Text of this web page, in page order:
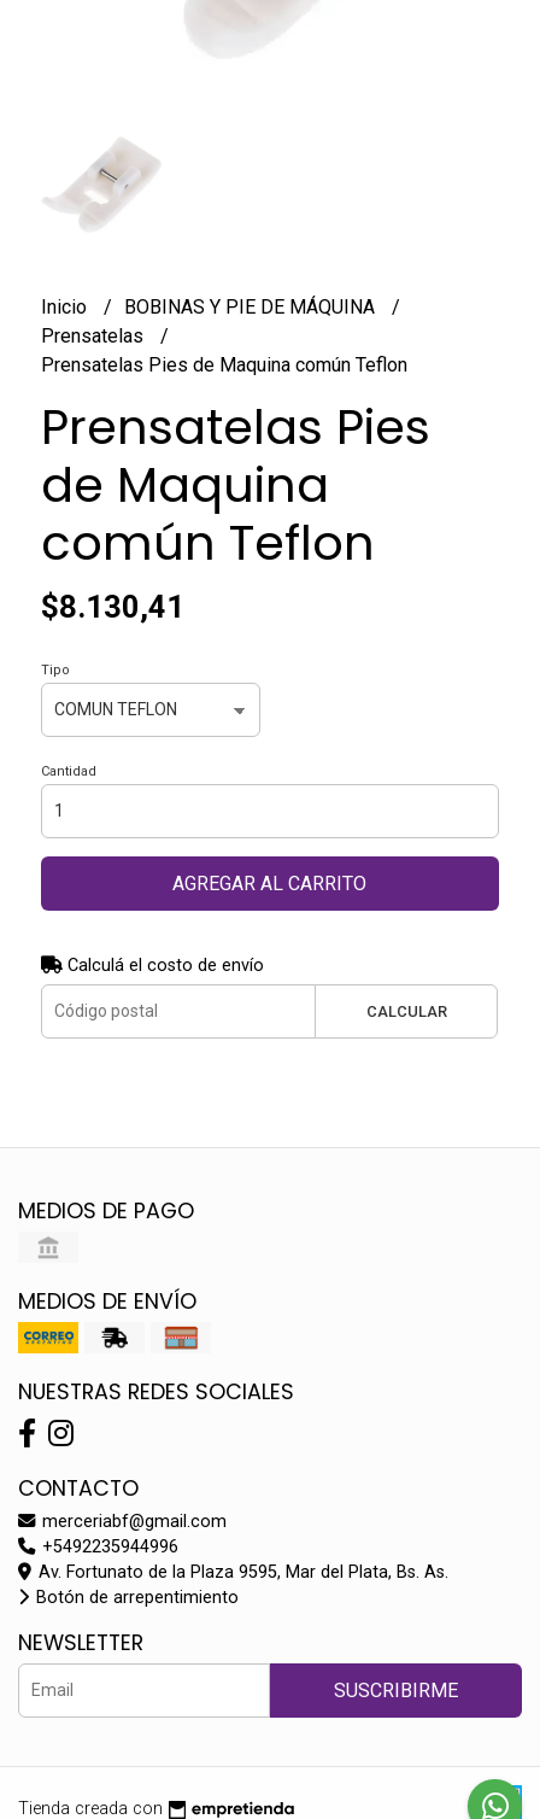
Inicio
BOBINAS Y PIE DE MÁQUINA
Prensatelas
Prensatelas Pies de Maquina común Teflon
Prensatelas Pies
de Maquina
común Teflon
$8.130,41
Tipo
Cantidad
AGREGAR AL CARRITO
Calculá el costo de envío
CALCULAR
MEDIOS DE PAGO
MEDIOS DE ENVÍO
NUESTRAS REDES SOCIALES
CONTACTO
merceriabf@gmail.com
+5492235944996
Av. Fortunato de la Plaza 9595, Mar del Plata, Bs. As.
Botón de arrepentimiento
NEWSLETTER
SUSCRIBIRME
Tienda creada con